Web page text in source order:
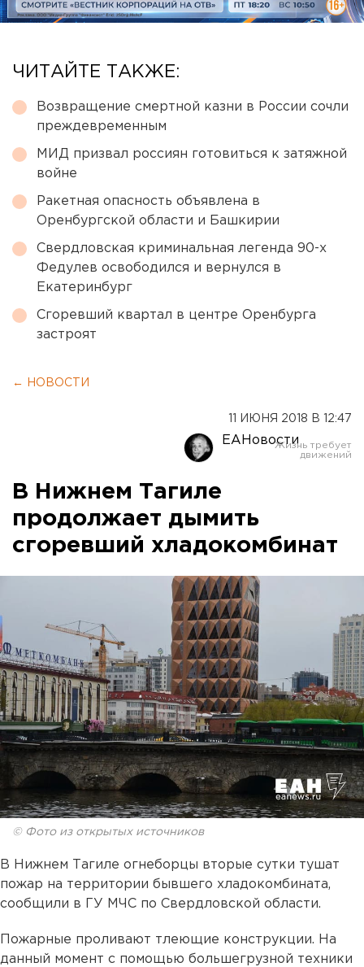
ЧИТАЙТЕ ТАКЖЕ:
Возвращение смертной казни в России сочли
преждевременным
МИД призвал россиян готовиться к затяжной
войне
Ракетная опасность объявлена в
Оренбургской области и Башкирии
Свердловская криминальная легенда 90-х
Федулев освободился и вернулся в
Екатеринбург
Сгоревший квартал в центре Оренбурга
застроят
← НОВОСТИ
11 ИЮНЯ 2018 В 12:47
ЕАНовости
В Нижнем Тагиле
продолжает дымить
сгоревший хладокомбинат
© Фото из открытых источников
В Нижнем Тагиле огнеборцы вторые сутки тушат
пожар на территории бывшего хладокомбината,
сообщили в ГУ МЧС по Свердловской области.
Пожарные проливают тлеющие конструкции. На
данный момент с помощью большегрузной техники